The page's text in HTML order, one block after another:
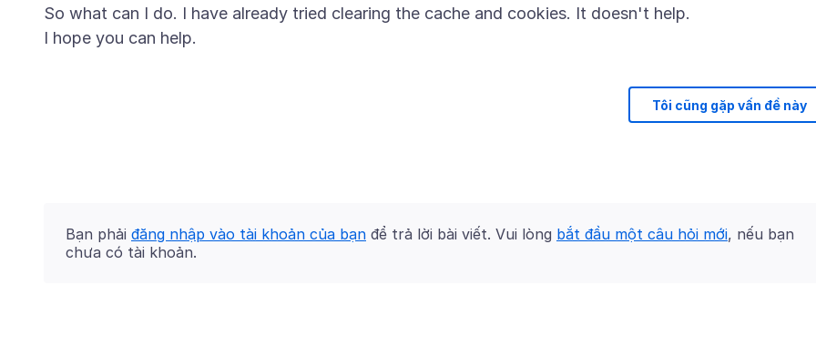
So what can I do. I have already tried clearing the cache and cookies. It doesn't help.
Tôi cũng gặp vấn đề này
Bạn phải đăng nhập vào tài khoản của bạn để trả lời bài viết. Vui lòng bắt đầu một câu hỏi mới, nếu bạn
chưa có tài khoản.